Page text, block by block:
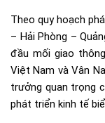
Theo quy hoạch
– Hải Phòng –
đầu mối giao
Việt Nam và Vân
trưởng quan trọng
phát triển kinh tế